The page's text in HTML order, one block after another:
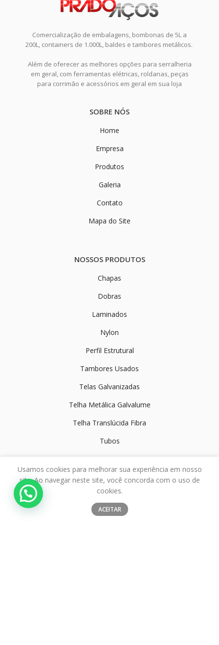
Comercialização de embalagens, bombonas de 5L a
200L, containers de 1.000L, baldes e tambores metálicos.
Além de oferecer as melhores opções para serralheria
em geral, com ferramentas elétricas, roldanas, peças
para corrimão e acessórios em geral em sua loja
SOBRE NÓS
Home
Empresa
Produtos
Galeria
Contato
Mapa do Site
NOSSOS PRODUTOS
Chapas
Dobras
Laminados
Nylon
Perfil Estrutural
Tambores Usados
Telas Galvanizadas
Telha Metálica Galvalume
Telha Translúcida Fibra
Tubos
ATENDIMENTO
(19) 9 9832-9644
Usamos cookies para melhorar sua experiência em nosso
site. Ao navegar neste site, você concorda com o uso de
cookies.
ACEITAR